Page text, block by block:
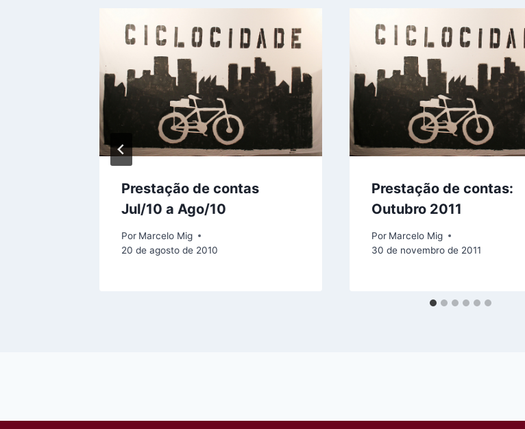
Prestação de contas
Jul/10 a Ago/10
Por Marcelo Mig
20 de agosto de 2010
Prestação de contas:
Outubro 2011
Por Marcelo Mig
30 de novembro de 2011